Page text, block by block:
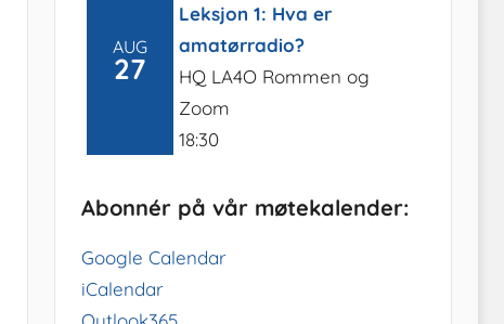
AUG
27
Leksjon 1: Hva er
amatørradio?
HQ LA4O Rommen og
Zoom
18:30
Abonnér på vår møtekalender:
Google Calendar
iCalendar